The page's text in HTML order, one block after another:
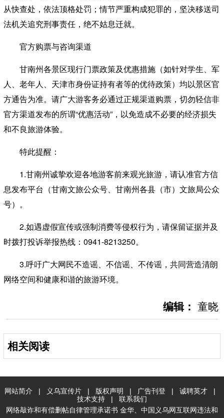
从快查处，依法顶格处罚；情节严重构成犯罪的，坚决移送司
法机关追究刑事责任，绝不姑息迁就。
官方购票与咨询渠道
甘南州各景区现行门票政策及优惠措施（如针对学生、军
人、老年人、天津市身份证持有者等的优待政策）均以景区官
方通告为准。请广大游客务必通过正规渠道购票，切勿轻信非
官方渠道发布的所谓“优惠活动”，以免造成不必要的经济损失
和不良旅游体验。
特此提醒：
1.甘南州诚挚欢迎各地游客前来观光旅游，请认准官方信
息发布平台（甘南文旅公众号、甘南州各县（市）文旅局公众
号）。
2.如遇虚假宣传或强制消费等侵权行为，请保留证据并及
时拨打投诉举报热线：0941-8213250。
3.呼吁广大网民不造谣、不信谣、不传谣，共同营造清朗
网络空间和健康和谐的旅游环境。
编辑： 童晓
相关阅读
网站简介 | 义乌宣传片 | 版权声明 | 广告刊登 | 诚聘英才
|
技术支持
| 联系我们
网络敲诈和有偿删帖自律管理承诺书 金华 中国义乌网互联网违法和